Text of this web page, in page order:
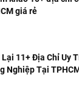
giá rẻ
11+ Địa Chỉ Uy
Nghiệp Tại